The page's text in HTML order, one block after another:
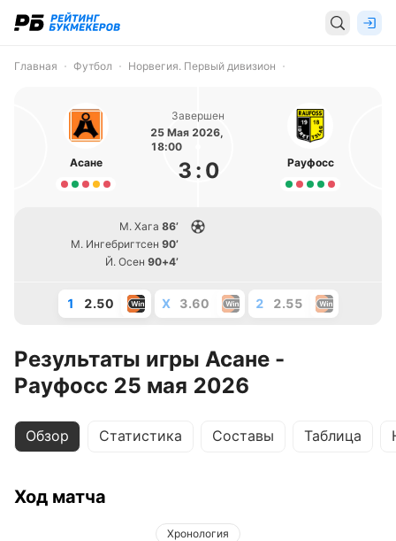
Главная Футбол Норвегия. Первый дивизион
Асане
Завершен
25 Мая 2026,
18:00
3 : 0 Рауфосс
М. Хага 86’
М. Ингебригтсен 90’
Й. Осен 90+4’
1 2.50 X 3.60 2 2.55
Результаты игры Асане -
Рауфосс 25 мая 2026
Обзор Статистика Составы Таблица
Ход матча
Хронология